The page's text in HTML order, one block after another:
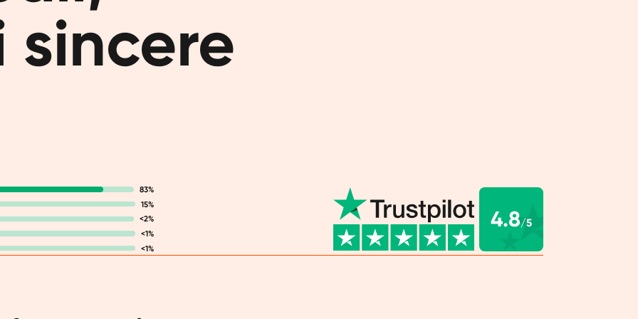
Vuoi acquistare proteine in
polvere vegane?
Ti spediamo gratuitamente le proteine ​​Orangefit per ordini
superiori a €60. Le nostre proteine vegane non ti
sincere
83%
15%
<2%
<1%
<1%
4.8/5